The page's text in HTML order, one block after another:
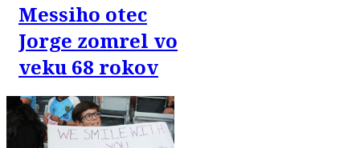
Messiho otec
Jorge zomrel vo
veku 68 rokov